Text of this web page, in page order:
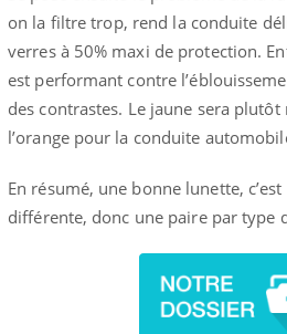
on la filtre trop, rend la conduite
verres à 50% maxi de protection.
est performant contre
des contrastes. Le jaune sera
l’orange pour la conduite
En résumé, une bonne lunette,
différente, donc une paire par type